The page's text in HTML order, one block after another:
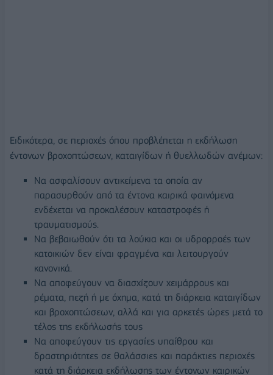
Ειδικότερα, σε περιοχές όπου προβλέπεται η εκδήλωση
έντονων βροχοπτώσεων, καταιγίδων ή θυελλωδών ανέμων:
Να ασφαλίσουν αντικείμενα τα οποία αν
παρασυρθούν από τα έντονα καιρικά φαινόμενα
ενδέχεται να προκαλέσουν καταστροφές ή
τραυματισμούς.
Να βεβαιωθούν ότι τα λούκια και οι υδρορροές των
κατοικιών δεν είναι φραγμένα και λειτουργούν
κανονικά.
Να αποφεύγουν να διασχίζουν χειμάρρους και
ρέματα, πεζή ή με όχημα, κατά τη διάρκεια καταιγίδων
και βροχοπτώσεων, αλλά και για αρκετές ώρες μετά το
τέλος της εκδήλωσής τους
Να αποφεύγουν τις εργασίες υπαίθρου και
δραστηριότητες σε θαλάσσιες και παράκτιες περιοχές
κατά τη διάρκεια εκδήλωσης των έντονων καιρικών